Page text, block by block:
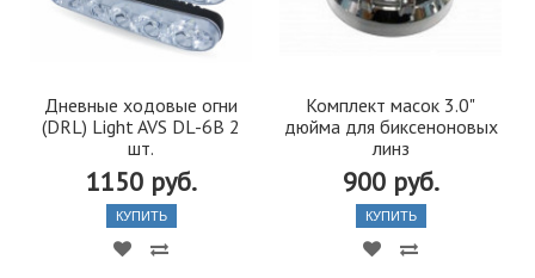
Дневные ходовые огни
(DRL) Light AVS DL-6B 2
шт.
1150 руб.
КУПИТЬ
Комплект масок 3.0"
дюйма для биксеноновых
линз
900 руб.
КУПИТЬ